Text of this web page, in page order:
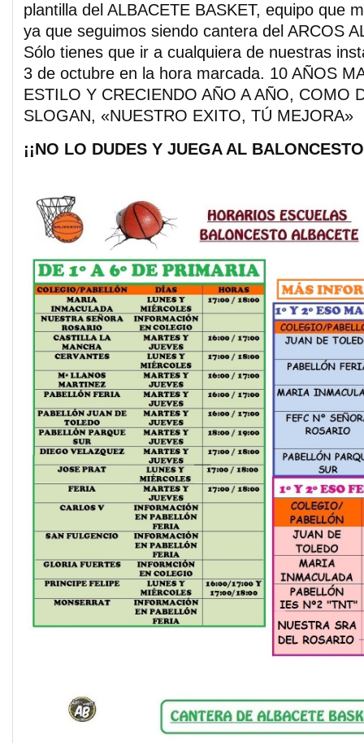
plantilla del ALBACETE BASKET, equipo que
ya que seguimos siendo cantera del ARCOS
Sólo tienes que ir a cualquiera de nuestras
3 de octubre en la hora marcada. 10 AÑOS
ESTILO Y CRECIENDO AÑO A AÑO, COMO
SLOGAN, «NUESTRO EXITO, TÚ MEJORA»
¡¡NO LO DUDES Y JUEGA AL